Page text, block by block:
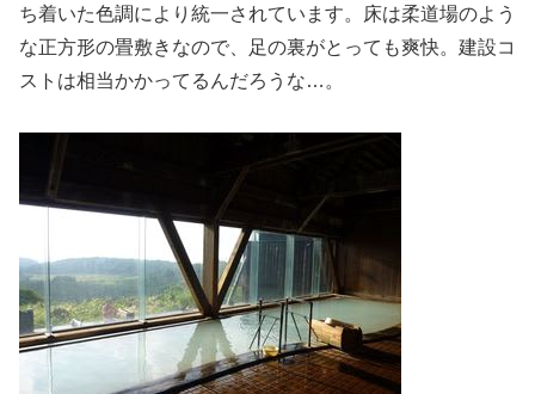
ち着いた色調により統一されています。床は柔道場のよう
な正方形の畳敷きなので、足の裏がとっても爽快。建設コ
ストは相当かかってるんだろうな…。